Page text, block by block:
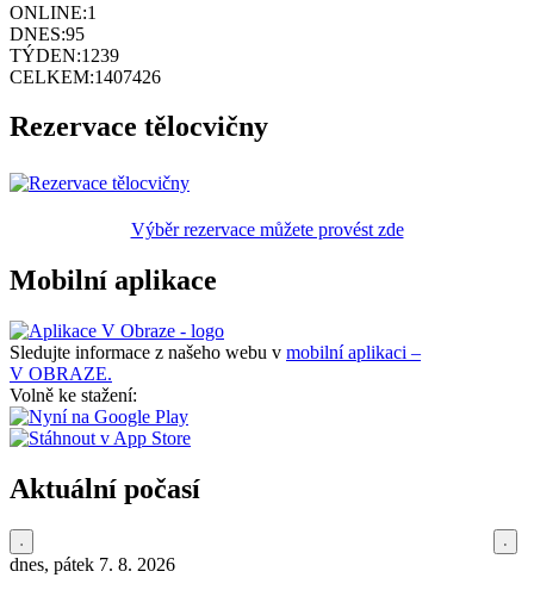
ONLINE:1
DNES:95
TÝDEN:1239
CELKEM:1407426
Rezervace tělocvičny
Výběr rezervace můžete provést zde
Mobilní aplikace
Sledujte informace z našeho webu v mobilní aplikaci –
V OBRAZE.
Volně ke stažení:
Aktuální počasí
dnes, pátek 7. 8. 2026